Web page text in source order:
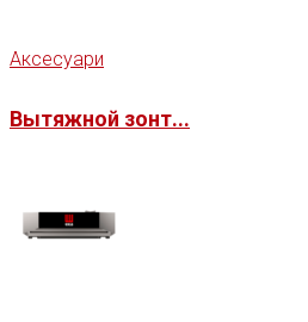
Аксесуари
Вытяжной зонт...